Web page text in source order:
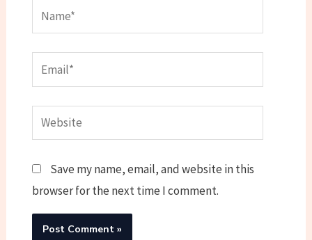
Name*
Email*
Website
Save my name, email, and website in this
browser for the next time I comment.